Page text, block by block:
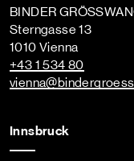
BINDER
Sterngasse 13
1010 Vienna
+43 1 534 80
vienna
Innsbruck